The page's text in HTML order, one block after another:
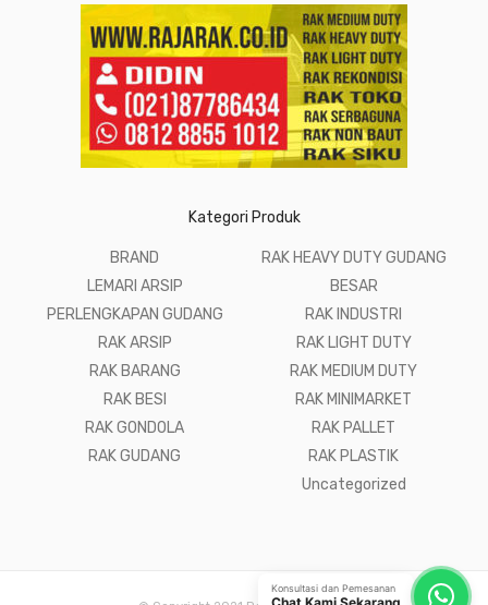
Kategori Produk
BRAND
LEMARI ARSIP
PERLENGKAPAN GUDANG
RAK ARSIP
RAK BARANG
RAK BESI
RAK GONDOLA
RAK GUDANG
RAK HEAVY DUTY GUDANG
BESAR
RAK INDUSTRI
RAK LIGHT DUTY
RAK MEDIUM DUTY
RAK MINIMARKET
RAK PALLET
RAK PLASTIK
Uncategorized
Konsultasi dan Pemesanan